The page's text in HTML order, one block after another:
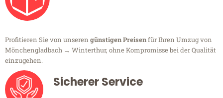
Profitieren Sie von unseren günstigen Preisenfür Ihren Umzug von
Mönchengladbach → Winterthur, ohne Kompromisse bei der Qualität
einzugehen.
Sicherer Service